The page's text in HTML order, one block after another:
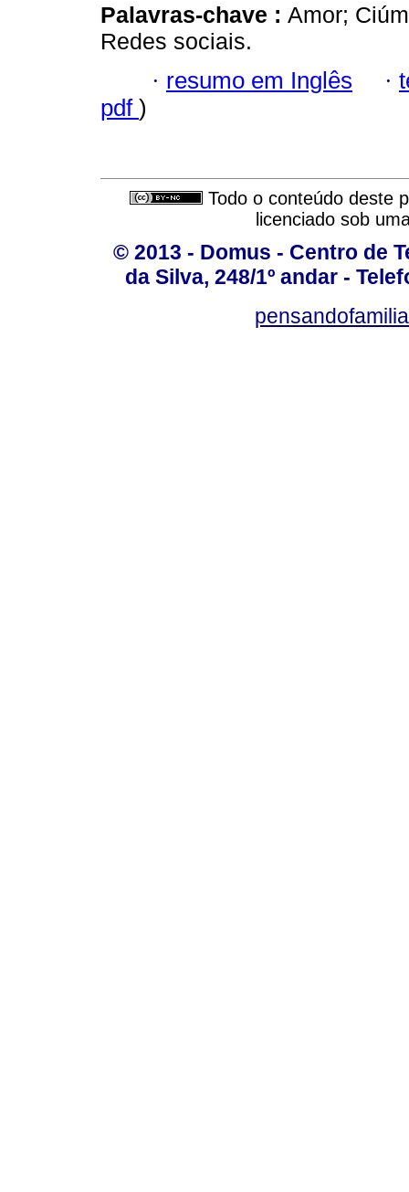
Palavras-chave : Amor;
Redes sociais.
· resumo em Inglês ·
pdf )
Todo o conteúdo deste
licenciado sob
© 2013 - Domus - Centro de
da Silva, 248/1º andar -